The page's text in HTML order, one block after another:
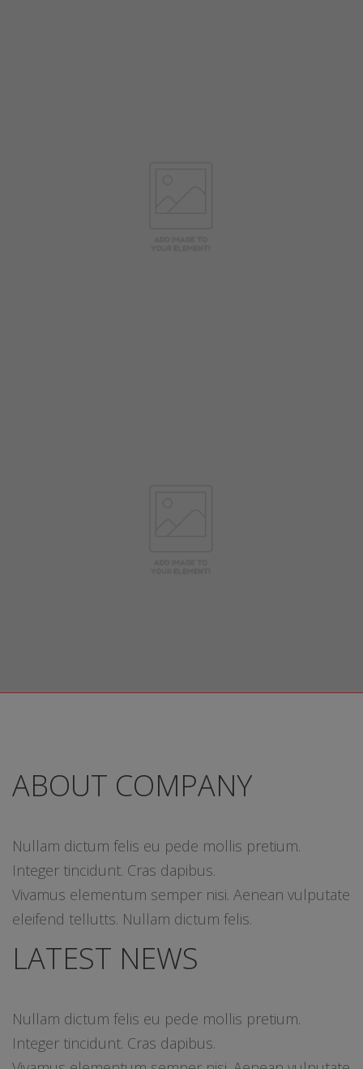
ABOUT COMPANY
Nullam dictum felis eu pede mollis pretium.
Integer tincidunt. Cras dapibus.
Vivamus elementum semper nisi. Aenean vulputate
eleifend tellutts. Nullam dictum felis.
LATEST NEWS
Nullam dictum felis eu pede mollis pretium.
Integer tincidunt. Cras dapibus.